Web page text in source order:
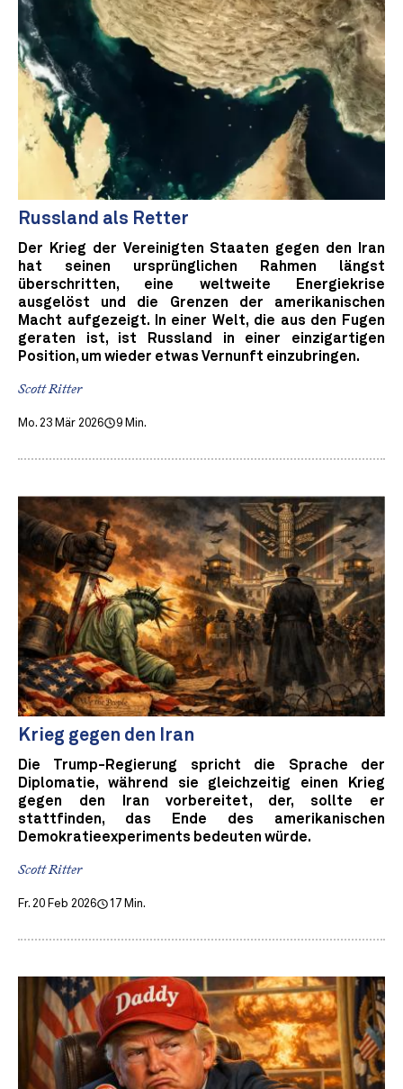
Russland als Retter
Der Krieg der Vereinigten Staaten gegen den Iran
hat seinen ursprünglichen Rahmen längst
überschritten, eine weltweite Energiekrise
ausgelöst und die Grenzen der amerikanischen
Macht aufgezeigt. In einer Welt, die aus den Fugen
geraten ist, ist Russland in einer einzigartigen
Position, um wieder etwas Vernunft einzubringen.
Scott Ritter
Mo. 23 Mär 2026 9 Min.
Krieg gegen den Iran
Die Trump-Regierung spricht die Sprache der
Diplomatie, während sie gleichzeitig einen Krieg
gegen den Iran vorbereitet, der, sollte er
stattfinden, das Ende des amerikanischen
Demokratieexperiments bedeuten würde.
Scott Ritter
Fr. 20 Feb 2026 17 Min.